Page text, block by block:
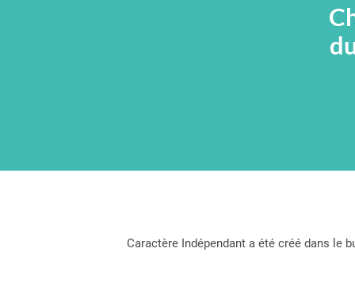
Caractère Indépendant a été créé dans le